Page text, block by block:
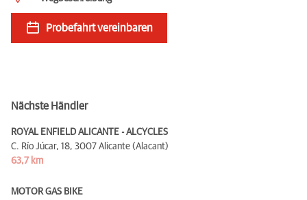
Probefahrt vereinbaren
Nächste Händler
ROYAL ENFIELD ALICANTE - ALCYCLES
C. Río Júcar, 18, 3007 Alicante (Alacant)
63,7 km
MOTOR GAS BIKE